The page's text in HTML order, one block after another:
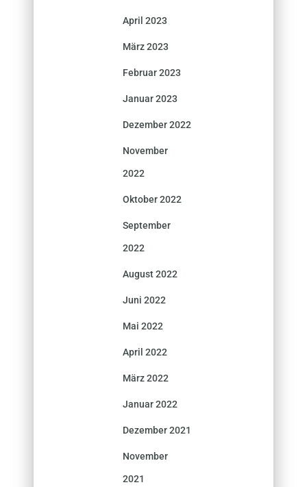
April 2023
März 2023
Februar 2023
Januar 2023
Dezember 2022
November
2022
Oktober 2022
September
2022
August 2022
Juni 2022
Mai 2022
April 2022
März 2022
Januar 2022
Dezember 2021
November
2021